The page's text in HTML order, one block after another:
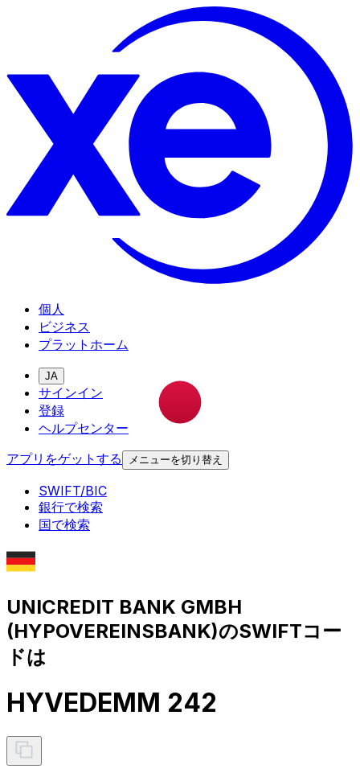
個人
ビジネス
プラットホーム
JA
サインイン
登録
ヘルプセンター
アプリをゲットする
メニューを切り替え
SWIFT/BIC
銀行で検索
国で検索
UNICREDIT BANK GMBH
(HYPOVEREINSBANK)のSWIFTコー
ドは
HYVEDEMM 242